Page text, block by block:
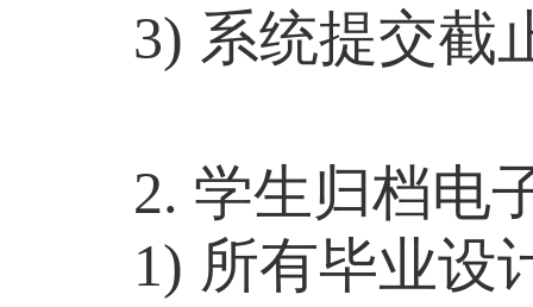
3) 系统提交截
2. 学生归档电
1) 所有毕业设